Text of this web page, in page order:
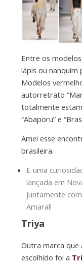
Entre os
lápis ou nanquim
Modelos
autorretrato
totalmente
“Abaporu” e
Amei esse
brasileira.
E uma
lançada em
juntamente
Amaral!
Triya
Outra marca
escolhido foi a